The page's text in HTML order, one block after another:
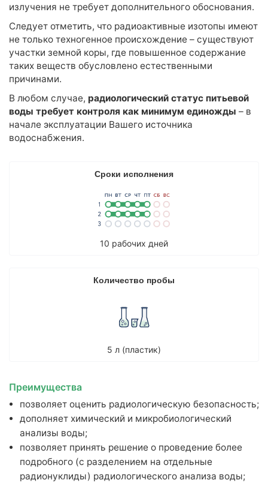
Гранулометрический состав взвешенных частиц в воде
Анализ жидкой пробы: вода для бетонов
Индивидуальный набор показателей
Агрохимический анализ почвы
Агрохимический анализ почвы для сельскохозяйственных
предприятий
Агрохимический анализ почвы для частных лиц
Агрохимический анализ почвы по зарубежным методикам
(рекомендации FAO)
Анализ почвы на засоление
Анализ биологической активности почвы
Анализ почвы на безопасность
Гранулометрический состав
Гуминовые и фульвокислоты
Индивидуальный набор показателей
Информация
О лаборатории
Контакты
Вопрос эксперту
излучения не требует дополнительного обоснования.
Следует отметить, что радиоактивные изотопы имеют
не только техногенное происхождение – существуют
участки земной коры, где повышенное содержание
таких веществ обусловлено естественными
причинами.
В любом случае, радиологический статус питьевой
воды требует контроля как минимум единожды – в
начале эксплуатации Вашего источника
водоснабжения.
Сроки исполнения
10 рабочих дней
Количество пробы
5 л (пластик)
Преимущества
позволяет оценить радиологическую безопасность;
дополняет химический и микробиологический
анализы воды;
позволяет принять решение о проведение более
подробного (с разделением на отдельные
радионуклиды) радиологического анализа воды;